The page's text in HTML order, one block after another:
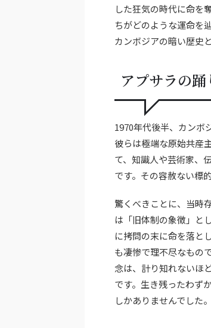
した狂気の時代に命を
ちがどのような運命を
カンボジアの暗い歴史
アプサラの
1970年代後半、カンボ
彼らは極端な原始共産
て、知識人や芸術家、
です。その容赦ない標
驚くべきことに、当時
は「旧体制の象徴」と
に拷問の末に命を落と
も凄惨で理不尽なもの
念は、計り知れないほ
です。生き残ったわず
しかありませんでした。